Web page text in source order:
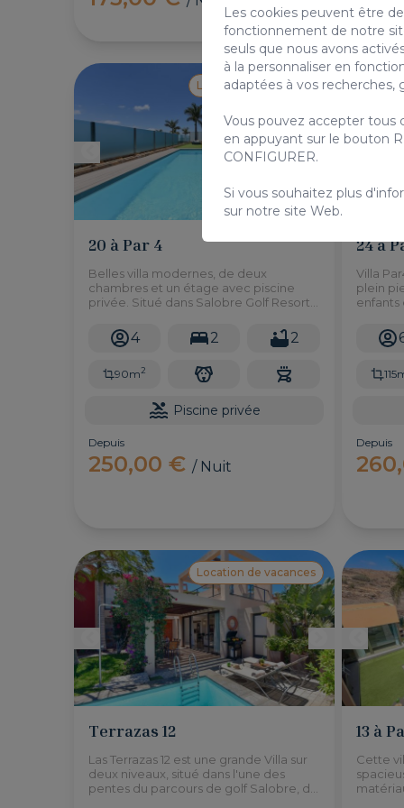
Location de vacances
20 à Par 4
Belles villa modernes, de deux
chambres et un étage avec piscine
privée. Situé dans Salobre Golf Resort,
en voiture des plages de Maspalomas.
4 2 2
90m2
Piscine privée
Depuis
250,00 € / Nuit
24 à
Villa
plein
enfants
jardín
Depuis
Location de vacances
Terrazas 12
Las Terrazas 12 est une grande Villa sur
deux niveaux, situé dans l'une des
pentes du parcours de golf Salobre, de
13 à
Cette
Les cookies peuvent être
fonctionnement de notre
seuls que nous avons
à la personnaliser en
adaptées à vos
Vous pouvez accepter tous
en appuyant sur le bouton
CONFIGURER.
Si vous souhaitez plus
sur notre site Web.